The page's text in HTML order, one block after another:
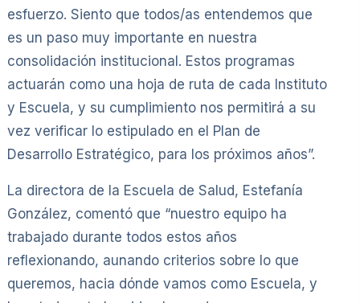
esfuerzo. Siento que todos/as entendemos que
es un paso muy importante en nuestra
consolidación institucional. Estos programas
actuarán como una hoja de ruta de cada Instituto
y Escuela, y su cumplimiento nos permitirá a su
vez verificar lo estipulado en el Plan de
Desarrollo Estratégico, para los próximos años”.
La directora de la Escuela de Salud, Estefanía
González, comentó que “nuestro equipo ha
trabajado durante todos estos años
reflexionando, aunando criterios sobre lo que
queremos, hacia dónde vamos como Escuela, y